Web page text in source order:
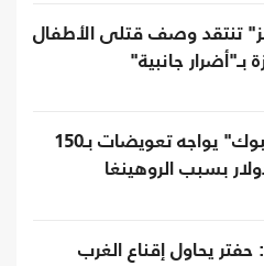
تنتقد وصف قتلى الأطفال
بـ"أضرار جانبية"
"فيسبوك" يواجه تعويضات بـ150
بسبب الروهينغا
حفتر يحاول إقناع الغرب